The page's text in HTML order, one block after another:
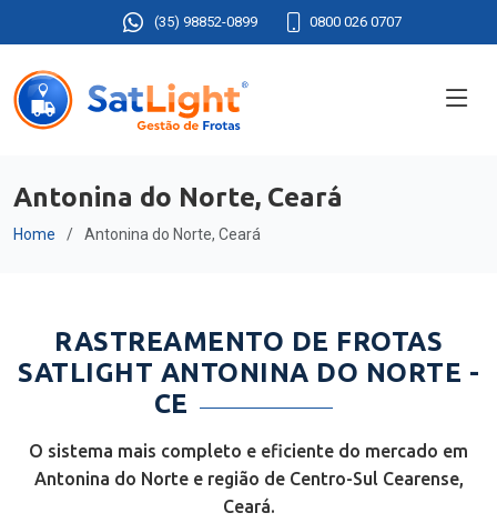
(35) 98852-0899 0800 026 0707
Antonina do Norte, Ceará
Home Antonina do Norte, Ceará
RASTREAMENTO DE FROTAS
SATLIGHT ANTONINA DO NORTE -
CE
O sistema mais completo e eficiente do mercado em
Antonina do Norte e região de Centro-Sul Cearense,
Ceará.